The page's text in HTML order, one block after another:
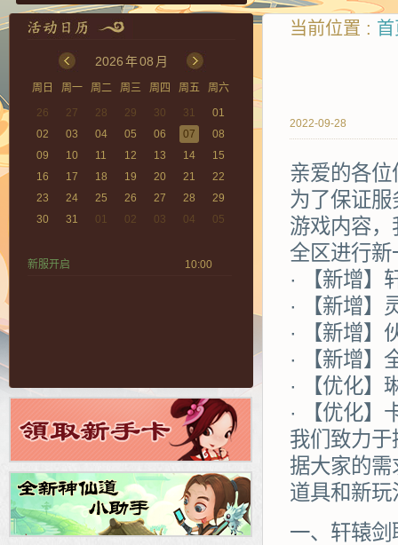
2026年08 月
周日 周一 周二 周三 周四 周五
周六
26
27 28 29 30 31
01
02
03 04 05 06 07
08
09
10 11 12 13 14
15
16
17 18 19 20 21
22
23
24 25 26 27 28
29
30
31 01 02 03 04 05
新服开启 10:00
当前位置 :
2022-09-28
亲爱的各位
为了保证
游戏内容
全区进行
· 【新增】
· 【新增】
· 【新增】
· 【新增】
· 【优化】
· 【优化】
我们致力
据大家的
道具和新
一、轩辕剑